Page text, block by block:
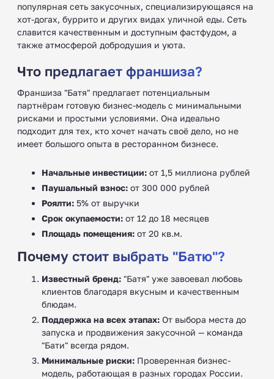
популярная сеть закусочных, специализирующаяся на
хот-догах, буррито и других видах уличной еды. Сеть
славится качественным и доступным фастфудом, а
также атмосферой добродушия и уюта.
Что предлагает франшиза?
Франшиза "Батя" предлагает потенциальным
партнёрам готовую бизнес-модель с минимальными
рисками и простыми условиями. Она идеально
подходит для тех, кто хочет начать своё дело, но не
имеет большого опыта в ресторанном бизнесе.
Начальные инвестиции: от 1,5 миллиона рублей
Паушальный взнос: от 300 000 рублей
Роялти: 5% от выручки
Срок окупаемости: от 12 до 18 месяцев
Площадь помещения: от 20 кв.м.
Почему стоит выбрать "Батю"?
Известный бренд: "Батя" уже завоевал любовь
клиентов благодаря вкусным и качественным
блюдам.
Поддержка на всех этапах: От выбора места до
запуска и продвижения закусочной — команда
"Бати" всегда рядом.
Минимальные риски: Проверенная бизнес-
модель, работающая в разных городах России.